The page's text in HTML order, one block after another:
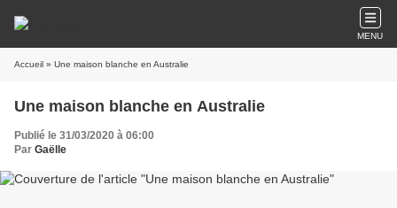
MENU
Accueil » Une maison blanche en Australie
Une maison blanche en Australie
Publié le 31/03/2020 à 06:00
Par Gaëlle